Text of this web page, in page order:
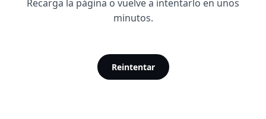
Recarga la página o vuelve a intentarlo en unos
minutos.
Reintentar